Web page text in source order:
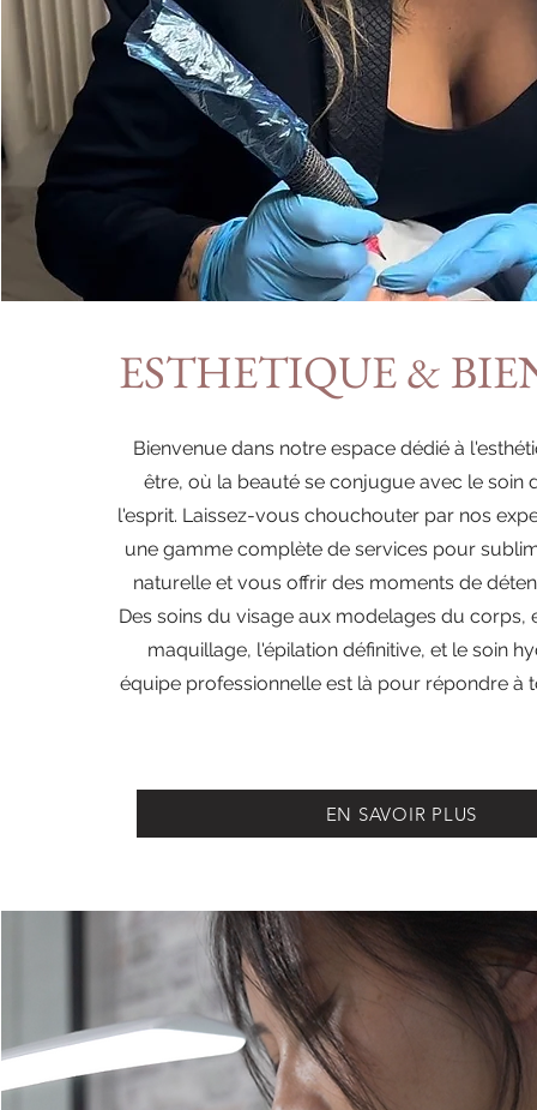
ESTHETIQUE &
Bienvenue dans notre espace dédié à
être, où la beauté se conjugue avec le soin
l'esprit. Laissez-vous chouchouter par nos
une gamme complète de services pour
naturelle et vous offrir des moments de
Des soins du visage aux modelages du corps,
maquillage, l'épilation définitive, et le soin
équipe professionnelle est là pour répondre à
EN SAVOIR PLUS